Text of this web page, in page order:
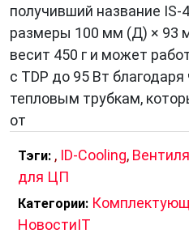
получивший название
размеры 100 мм (Д) × 93
весит 450 г и может
с TDP до 95 Вт
тепловым трубкам,
от
Тэги: , ID-Cooling,
для ЦП
Категории:
НовостиIT